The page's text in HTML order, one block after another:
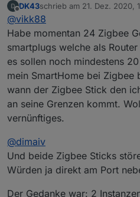
neuen Zigbee Stick?
pairen und Namen
raus und neuer rein?
Ja alle Geräte müssen
zigbee adapter lösche
löschen. Aber wenn
dann wechseln?
Offline
DK43schrieb am 21. Dez. 2020,
zuletzt editiert von
@vikk88
Habe momentan 24 Zigbee
smartplugs welche als
es sollen noch mindestens
mein SmartHome bei Zigbee
wann der Zigbee Stick den
an seine Grenzen kommt.
vernünftiges.
@dimaiv
Und beide Zigbee Sticks
Würden ja direkt am Port
Der Gedanke war: 2